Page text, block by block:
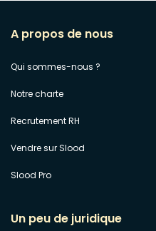
A propos de nous
Qui sommes-nous ?
Notre charte
Recrutement RH
Vendre sur Slood
Slood Pro
Un peu de juridique